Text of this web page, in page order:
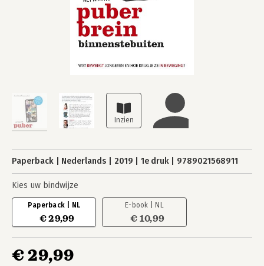
Paperback Nederlands 2019 1e druk 9789021568911
Kies uw bindwijze
Paperback | NL
€ 29,99
E-book | NL
€ 10,99
€ 29,99